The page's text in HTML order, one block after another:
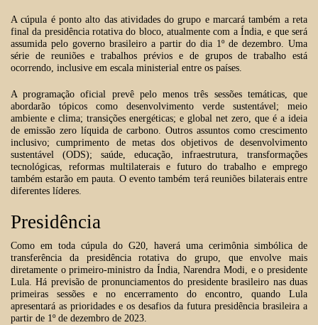
A cúpula é ponto alto das atividades do grupo e marcará também a reta
final da presidência rotativa do bloco, atualmente com a Índia, e que será
assumida pelo governo brasileiro a partir do dia 1º de dezembro. Uma
série de reuniões e trabalhos prévios e de grupos de trabalho está
ocorrendo, inclusive em escala ministerial entre os países.
A programação oficial prevê pelo menos três sessões temáticas, que
abordarão tópicos como desenvolvimento verde sustentável; meio
ambiente e clima; transições energéticas; e global net zero, que é a ideia
de emissão zero líquida de carbono. Outros assuntos como crescimento
inclusivo; cumprimento de metas dos objetivos de desenvolvimento
sustentável (ODS); saúde, educação, infraestrutura, transformações
tecnológicas, reformas multilaterais e futuro do trabalho e emprego
também estarão em pauta. O evento também terá reuniões bilaterais entre
diferentes líderes.
Presidência
Como em toda cúpula do G20, haverá uma cerimônia simbólica de
transferência da presidência rotativa do grupo, que envolve mais
diretamente o primeiro-ministro da Índia, Narendra Modi, e o presidente
Lula. Há previsão de pronunciamentos do presidente brasileiro nas duas
primeiras sessões e no encerramento do encontro, quando Lula
apresentará as prioridades e os desafios da futura presidência brasileira a
partir de 1º de dezembro de 2023.